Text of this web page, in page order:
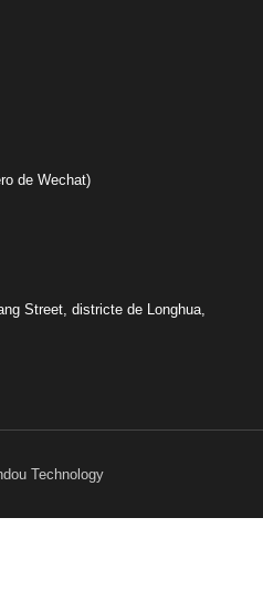
de Wechat)
Street, districte de Longhua,
Technology